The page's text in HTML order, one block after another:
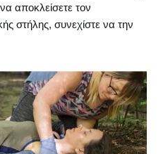
αποκλείσετε τον
στήλης, συνεχίστε να την